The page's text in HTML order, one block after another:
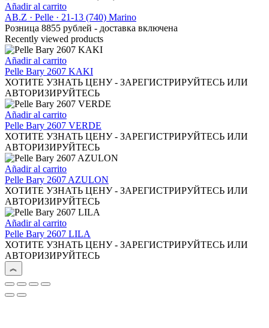
Añadir al carrito
AB.Z · Pelle · 21-13 (740) Marino
Розница 8855 рублей - доставка включена
Recently viewed products
Añadir al carrito
Pelle Bary 2607 KAKI
ХОТИТЕ УЗНАТЬ ЦЕНУ - ЗАРЕГИСТРИРУЙТЕСЬ ИЛИ
АВТОРИЗИРУЙТЕСЬ
Añadir al carrito
Pelle Bary 2607 VERDE
ХОТИТЕ УЗНАТЬ ЦЕНУ - ЗАРЕГИСТРИРУЙТЕСЬ ИЛИ
АВТОРИЗИРУЙТЕСЬ
Añadir al carrito
Pelle Bary 2607 AZULON
ХОТИТЕ УЗНАТЬ ЦЕНУ - ЗАРЕГИСТРИРУЙТЕСЬ ИЛИ
АВТОРИЗИРУЙТЕСЬ
Añadir al carrito
Pelle Bary 2607 LILA
ХОТИТЕ УЗНАТЬ ЦЕНУ - ЗАРЕГИСТРИРУЙТЕСЬ ИЛИ
АВТОРИЗИРУЙТЕСЬ